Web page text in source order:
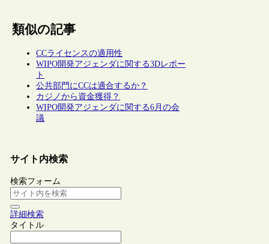
類似の記事
CCライセンスの適用性
WIPO開発アジェンダに関する3Dレポー
ト
公共部門にCCは適合するか？
カジノから資金獲得？
WIPO開発アジェンダに関する6月の会
議
サイト内検索
検索フォーム
詳細検索
タイトル